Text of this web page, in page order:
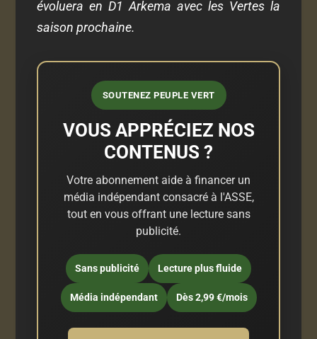
évoluera en D1 Arkema avec les Vertes la
saison prochaine.
SOUTENEZ PEUPLE VERT
VOUS APPRÉCIEZ NOS
CONTENUS ?
Votre abonnement aide à financer un
média indépendant consacré à l'ASSE,
tout en vous offrant une lecture sans
publicité.
Sans publicité Lecture plus fluide
Média indépendant Dès 2,99 €/mois